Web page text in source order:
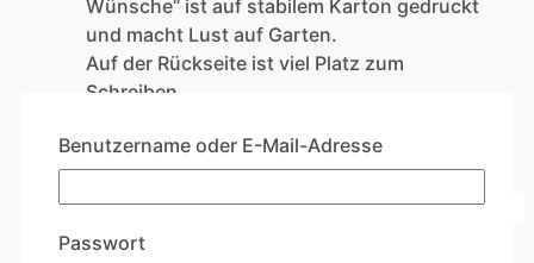
Wünsche“ ist auf stabilem Karton gedruckt
und macht Lust auf Garten.
Auf der Rückseite ist viel Platz zum
Schreiben.
In den Warenkorb
Benutzername oder E-Mail-Adresse
Passwort